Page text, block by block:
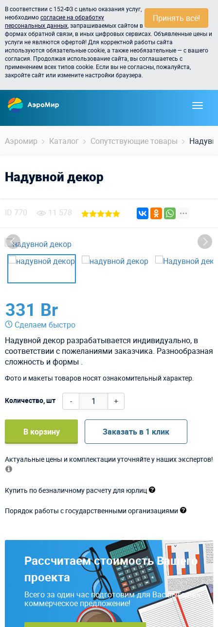
Принять всё!
В соответствии с 152-ФЗ с целью оказания услуг,
необходимосогласие на обработку
персональных данных , запрашиваемых сайтом в
формах обратной связи, в иных цифровых сервисах. Объявленные цены и
услуги не являются офертой! Для корректной работы сайта
используются обязательные cookie, а также необязательные — с вашего
согласия. Продолжая использование сайта, вы соглашаетесь с
применением всех типов cookie. Если вы не согласны, пожалуйста,
закройте сайт или измените настройки браузера.
Аэромир Каталог Сопутствующие товары
Надувной декор
ID 770 11 578
331 Br
Сделаем быстро
Надувной декор разрабатывается индивидуально, в
соответствии с пожеланиями заказчика. Разнообразная
сложность и формы .
Фото и макеты товаров носят ознакомительный характер.
Количество, шт - +
В корзину Заказать в 1 клик
Актуальные цены и комплектации уточняйте у наших экспертов!
Купить по безналичному расчету для юрлиц
Порядок работы с государственными организациями
Рассчитаем стоимость Вашего
проекта
Всего за один час подготовим для Вас выгодное
коммерческое предложение!